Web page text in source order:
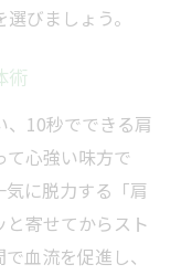
びましょう。
術
、10秒でできる肩
て心強い味方で
に脱力する「肩
寄せてからスト
血流を促進し、